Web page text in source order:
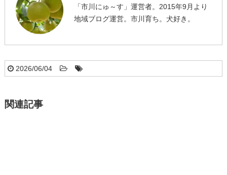
「市川にゅ～す」運営者。2015年9月より
地域ブログ運営。市川育ち。犬好き。
2026/06/04
関連記事